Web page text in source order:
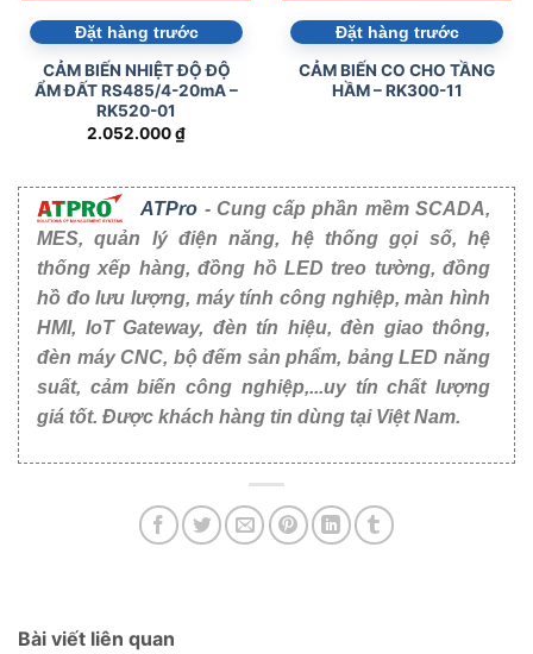
Đặt hàng trước
CẢM BIẾN NHIỆT ĐỘ ĐỘ
ẨM ĐẤT RS485/4-20mA –
RK520-01
2.052.000₫
Đặt hàng trước
CẢM BIẾN CO CHO TẦNG
HẦM – RK300-11
ATPro - Cung cấp phần mềm SCADA,
MES, quản lý điện năng, hệ thống gọi số, hệ
thống xếp hàng, đồng hồ LED treo tường, đồng
hồ đo lưu lượng, máy tính công nghiệp, màn hình
HMI, IoT Gateway, đèn tín hiệu, đèn giao thông,
đèn máy CNC, bộ đếm sản phẩm, bảng LED năng
suất, cảm biến công nghiệp,...uy tín chất lượng
giá tốt. Được khách hàng tin dùng tại Việt Nam.
Bài viết liên quan